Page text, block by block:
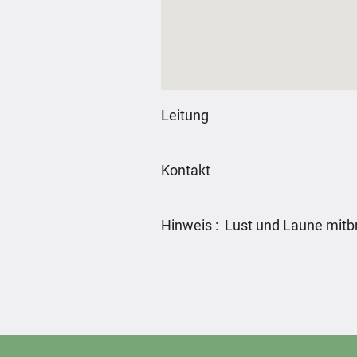
Leitung
Kontakt
Hinweis : Lust und Laune